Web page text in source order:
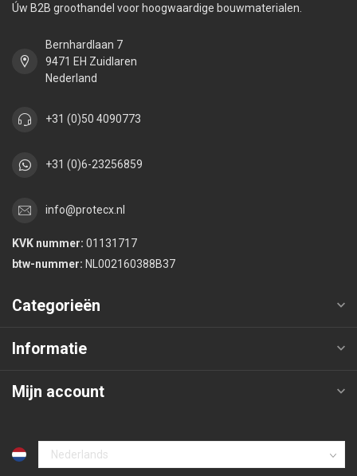
Úw B2B groothandel voor hoogwaardige bouwmaterialen.
Bernhardlaan 7
9471 EH Zuidlaren
Nederland
+31 (0)50 4090773
+31 (0)6-23256859
info@protecx.nl
KVK nummer: 01131717
btw-nummer: NL002160388B37
Categorieën
Informatie
Mijn account